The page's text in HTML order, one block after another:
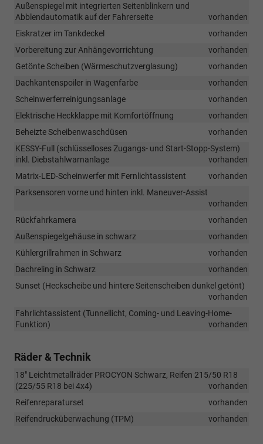
Außenspiegel mit integrierten Seitenblinkern und
Abblendautomatik auf der Fahrerseite
vorhanden
Eiskratzer im Tankdeckel
vorhanden
Vorbereitung zur Anhängevorrichtung
vorhanden
Getönte Scheiben (Wärmeschutzverglasung)
vorhanden
Dachkantenspoiler in Wagenfarbe
vorhanden
Scheinwerferreinigungsanlage
vorhanden
Elektrische Heckklappe mit Komfortöffnung
vorhanden
Beheizte Scheibenwaschdüsen
vorhanden
KESSY-Full (schlüsselloses Zugangs- und Start-Stopp-System)
inkl. Diebstahlwarnanlage
vorhanden
Matrix-LED-Scheinwerfer mit Fernlichtassistent
vorhanden
Parksensoren vorne und hinten inkl. Maneuver-Assist
vorhanden
Rückfahrkamera
vorhanden
Außenspiegelgehäuse in schwarz
vorhanden
Kühlergrillrahmen in Schwarz
vorhanden
Dachreling in Schwarz
vorhanden
Sunset (Heckscheibe und hintere Seitenscheiben dunkel getönt)
vorhanden
Fahrlichtassistent (Tunnellicht, Coming- und Leaving-Home-
Funktion)
vorhanden
Räder & Technik
18" Leichtmetallräder PROCYON Schwarz, Reifen 215/50 R18
(225/55 R18 bei 4x4)
vorhanden
Reifenreparaturset
vorhanden
Reifendrucküberwachung (TPM)
vorhanden